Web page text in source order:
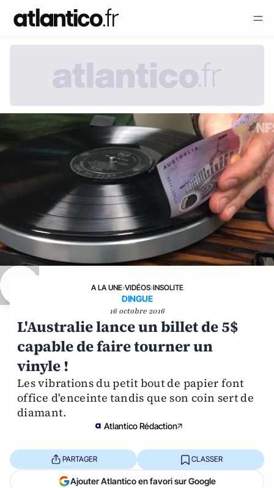
A LA UNE›VIDÉOS›INSOLITE
DINGUE
16 octobre 2016
L'Australie lance un billet de 5$
capable de faire tourner un
vinyle !
Les vibrations du petit bout de papier font
office d'enceinte tandis que son coin sert de
diamant.
Atlantico Rédaction
PARTAGER CLASSER
Ajouter Atlantico en favori sur Google